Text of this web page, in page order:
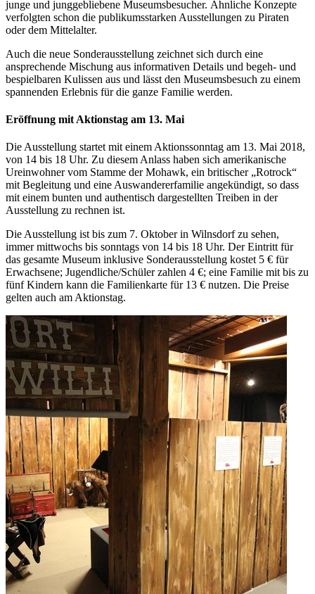
junge und junggebliebene Museumsbesucher. Ähnliche Konzepte
verfolgten schon die publikumsstarken Ausstellungen zu Piraten
oder dem Mittelalter.
Auch die neue Sonderausstellung zeichnet sich durch eine
ansprechende Mischung aus informativen Details und begeh- und
bespielbaren Kulissen aus und lässt den Museumsbesuch zu einem
spannenden Erlebnis für die ganze Familie werden.
Eröffnung mit Aktionstag am 13. Mai
Die Ausstellung startet mit einem Aktionssonntag am 13. Mai 2018,
von 14 bis 18 Uhr. Zu diesem Anlass haben sich amerikanische
Ureinwohner vom Stamme der Mohawk, ein britischer „Rotrock“
mit Begleitung und eine Auswandererfamilie angekündigt, so dass
mit einem bunten und authentisch dargestellten Treiben in der
Ausstellung zu rechnen ist.
Die Ausstellung ist bis zum 7. Oktober in Wilnsdorf zu sehen,
immer mittwochs bis sonntags von 14 bis 18 Uhr. Der Eintritt für
das gesamte Museum inklusive Sonderausstellung kostet 5 € für
Erwachsene; Jugendliche/Schüler zahlen 4 €; eine Familie mit bis zu
fünf Kindern kann die Familienkarte für 13 € nutzen. Die Preise
gelten auch am Aktionstag.